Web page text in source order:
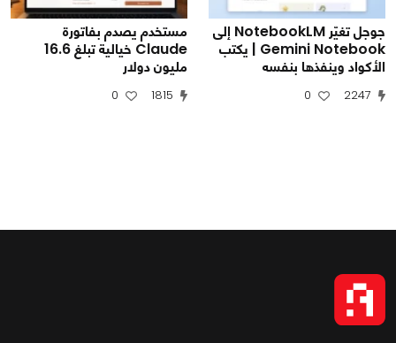
جوجل تغيّر NotebookLM إلى
Gemini Notebook | يكتب
الأكواد وينفذها بنفسه
2247
0
مستخدم يصدم بفاتورة
Claude خيالية تبلغ 16.6
مليون دولار
1815
0